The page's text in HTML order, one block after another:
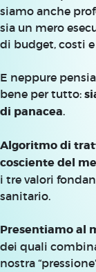
siamo anche
sia un mero
di budget, costi e
E neppure
bene per tutto:
di panacea.
Algoritmo di
cosciente del
i tre valori
sanitario.
Presentiamo al
dei quali
nostra